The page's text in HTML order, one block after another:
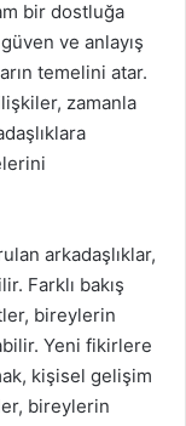
bir dostluğa
ve anlayış
temelini atar.
zamanla
arkadaşlıklar,
Farklı bakış
bireylerin
Yeni fikirlere
kişisel gelişim
bireylerin